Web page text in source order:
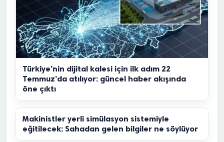
Türkiye’nin dijital kalesi için ilk adım 22
Temmuz’da atılıyor: güncel haber akışında
öne çıktı
Makinistler yerli simülasyon sistemiyle
eğitilecek: Sahadan gelen bilgiler ne söylüyor